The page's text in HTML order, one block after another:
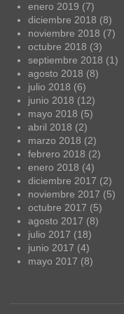
enero 2019 (7)
diciembre 2018 (8)
noviembre 2018 (7)
octubre 2018 (3)
septiembre 2018 (1)
agosto 2018 (8)
julio 2018 (6)
junio 2018 (12)
mayo 2018 (5)
abril 2018 (2)
marzo 2018 (2)
febrero 2018 (2)
enero 2018 (4)
diciembre 2017 (2)
noviembre 2017 (5)
octubre 2017 (5)
agosto 2017 (8)
julio 2017 (18)
junio 2017 (4)
mayo 2017 (8)